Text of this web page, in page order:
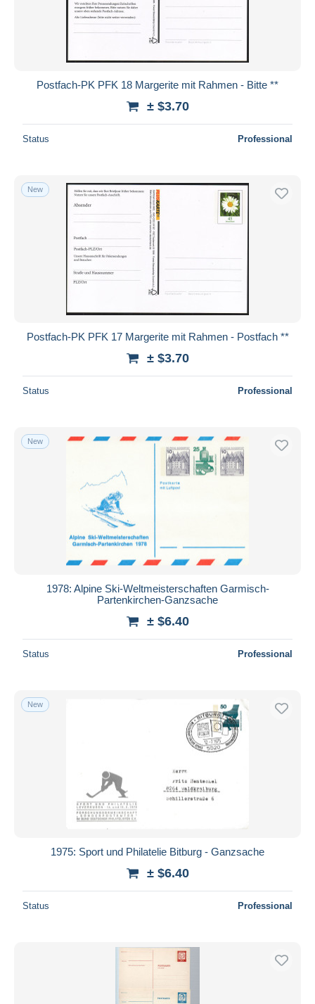
Postfach-PK PFK 18 Margerite mit Rahmen - Bitte **
± $3.70
Status Professional
New
Postfach-PK PFK 17 Margerite mit Rahmen - Postfach **
± $3.70
Status Professional
New
1978: Alpine Ski-Weltmeisterschaften Garmisch-
Partenkirchen-Ganzsache
± $6.40
Status Professional
New
1975: Sport und Philatelie Bitburg - Ganzsache
± $6.40
Status Professional